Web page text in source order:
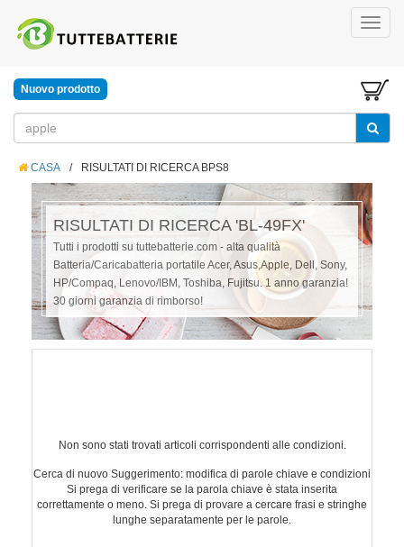
Nuovo prodotto
CASA / RISULTATI DI RICERCA BPS8
RISULTATI DI RICERCA 'BL-49FX'
Tutti i prodotti su tuttebatterie.com - alta qualità
Batteria/Caricabatteria portatile Acer, Asus,Apple, Dell, Sony,
HP/Compaq, Lenovo/IBM, Toshiba, Fujitsu. 1 anno garanzia!
30 giorni garanzia di rimborso!
Non sono stati trovati articoli corrispondenti alle condizioni.
Cerca di nuovo Suggerimento: modifica di parole chiave e condizioni
Si prega di verificare se la parola chiave è stata inserita
correttamente o meno. Si prega di provare a cercare frasi e stringhe
lunghe separatamente per le parole.